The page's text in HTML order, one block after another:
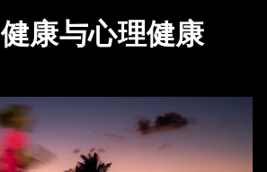
健康与心理健康